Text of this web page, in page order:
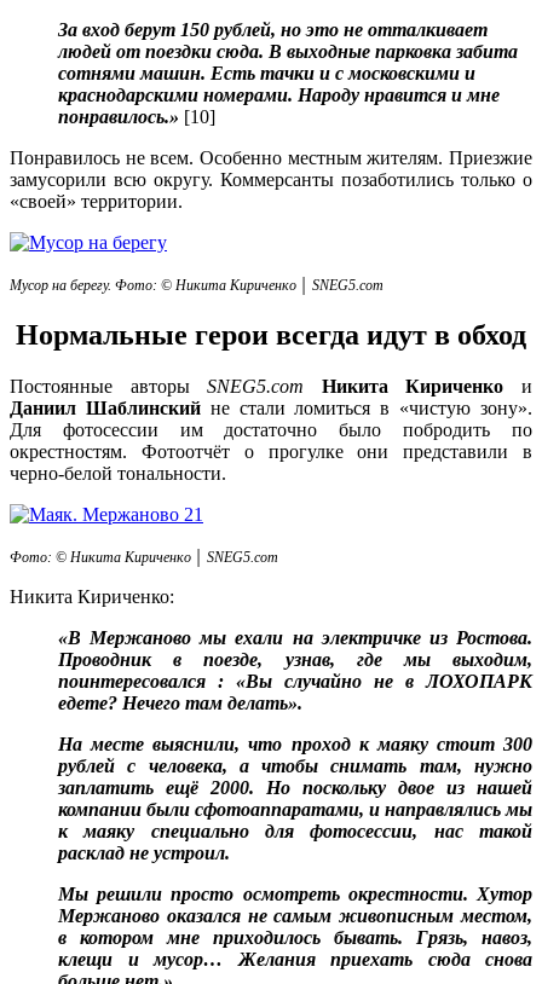
За вход берут 150 рублей, но это не отталкивает
людей от поездки сюда. В выходные парковка забита
сотнями машин. Есть тачки и с московскими и
краснодарскими номерами. Народу нравится и мне
понравилось.» [10]
Понравилось не всем. Особенно местным жителям. Приезжие
замусорили всю округу. Коммерсанты позаботились только о
«своей» территории.
Мусор на берегу. Фото: © Никита Кириченко │ SNEG5.com
Нормальные герои всегда идут в обход
Постоянные авторыSNEG5.com Никита Кириченко и
Даниил Шаблинскийне стали ломиться в «чистую зону».
Для фотосессии им достаточно было побродить по
окрестностям. Фотоотчёт о прогулке они представили в
черно-белой тональности.
Фото: © Никита Кириченко │ SNEG5.com
Никита Кириченко:
«В Мержаново мы ехали на электричке из Ростова.
Проводник в поезде, узнав, где мы выходим,
поинтересовался : «Вы случайно не в ЛОХОПАРК
едете? Нечего там делать».
На месте выяснили, что проход к маяку стоит 300
рублей с человека, а чтобы снимать там, нужно
заплатить ещё 2000. Но поскольку двое из нашей
компании были сфотоаппаратами, и направлялись мы
к маяку специально для фотосессии, нас такой
расклад не устроил.
Мы решили просто осмотреть окрестности. Хутор
Мержаново оказался не самым живописным местом,
в котором мне приходилось бывать. Грязь, навоз,
клещи и мусор… Желания приехать сюда снова